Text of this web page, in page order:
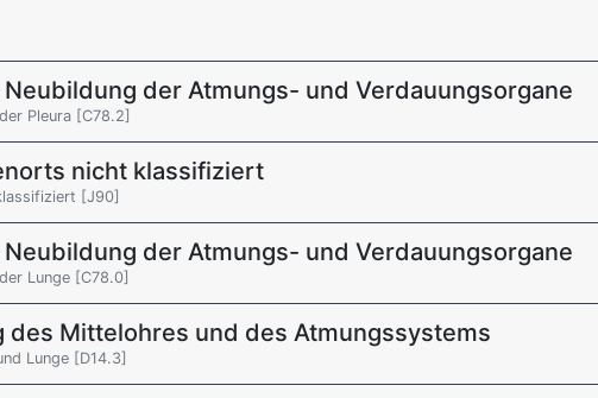
der Atmungs- und Verdauungsorgane
Pleura [C78.2]
nicht klassifiziert
[J90]
der Atmungs- und Verdauungsorgane
Lunge [C78.0]
des Mittelohres und des Atmungssystems
Lunge [D14.3]